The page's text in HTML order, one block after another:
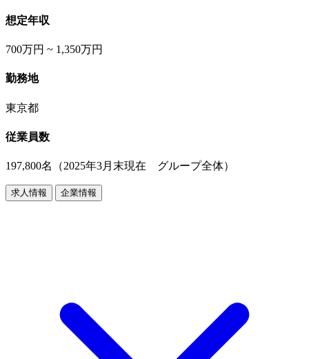
想定年収
700万円 ~ 1,350万円
勤務地
東京都
従業員数
197,800名（2025年3月末現在 グループ全体）
求人情報 企業情報